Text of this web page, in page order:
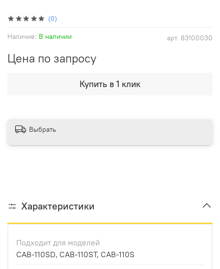
(0)
арт. 83100030
Наличие: В наличии
Цена по запросу
Купить в 1 клик
Выбрать
Характеристики
Подходит для моделей
CAB-110SD, CAB-110ST, CAB-110S